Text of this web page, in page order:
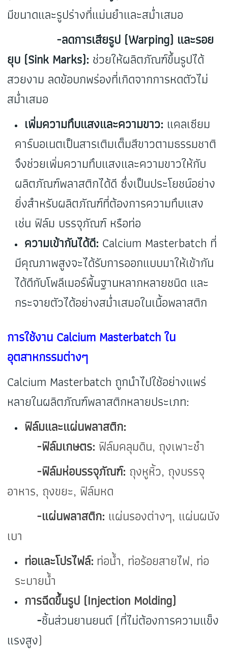
มีขนาดและรูปร่างที่แม่นยำและสม่ำเสมอ
-ลดการเสียรูป (Warping) และรอย
ยุบ (Sink Marks): ช่วยให้ผลิตภัณฑ์ขึ้นรูปได้
สวยงาม ลดข้อบกพร่องที่เกิดจากการหดตัวไม่
สม่ำเสมอ
เพิ่มความทึบแสงและความขาว: แคลเซียม
คาร์บอเนตเป็นสารเติมเต็มสีขาวตามธรรมชาติ
จึงช่วยเพิ่มความทึบแสงและความขาวให้กับ
ผลิตภัณฑ์พลาสติกได้ดี ซึ่งเป็นประโยชน์อย่าง
ยิ่งสำหรับผลิตภัณฑ์ที่ต้องการความทึบแสง
เช่น ฟิล์ม บรรจุภัณฑ์ หรือท่อ
ความเข้ากันได้ดี: Calcium Masterbatch ที่
มีคุณภาพสูงจะได้รับการออกแบบมาให้เข้ากัน
ได้ดีกับโพลีเมอร์พื้นฐานหลากหลายชนิด และ
กระจายตัวได้อย่างสม่ำเสมอในเนื้อพลาสติก
การใช้งาน Calcium Masterbatch ใน
อุตสาหกรรมต่างๆ
Calcium Masterbatch ถูกนำไปใช้อย่างแพร่
หลายในผลิตภัณฑ์พลาสติกหลายประเภท:
ฟิล์มและแผ่นพลาสติก:
-ฟิล์มเกษตร: ฟิล์มคลุมดิน, ถุงเพาะชำ
-ฟิล์มห่อบรรจุภัณฑ์: ถุงหูหิ้ว, ถุงบรรจุ
อาหาร, ถุงขยะ, ฟิล์มหด
-แผ่นพลาสติก: แผ่นรองต่างๆ, แผ่นผนัง
เบา
ท่อและโปรไฟล์: ท่อน้ำ, ท่อร้อยสายไฟ, ท่อ
ระบายน้ำ
การฉีดขึ้นรูป (Injection Molding)
-ชิ้นส่วนยานยนต์ (ที่ไม่ต้องการความแข็ง
แรงสูง)